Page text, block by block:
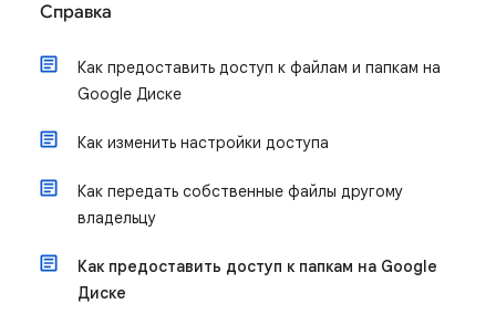
Справка
Как предоставить доступ к файлам и папкам на
Google Диске
Как изменить настройки доступа
Как передать собственные файлы другому
владельцу
Как предоставить доступ к папкам на Google
Диске